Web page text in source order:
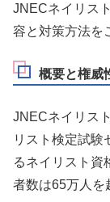
JNECネイリス
容と対策方法を
概要と権威
JNECネイリス
リスト検定試験
るネイリスト資
者数は65万人を